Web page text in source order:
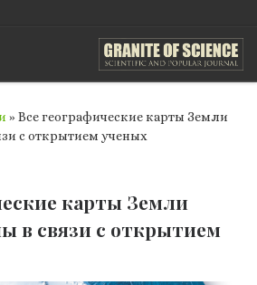
» Все географические карты Земли
с открытием ученых
карты Земли
в связи с открытием